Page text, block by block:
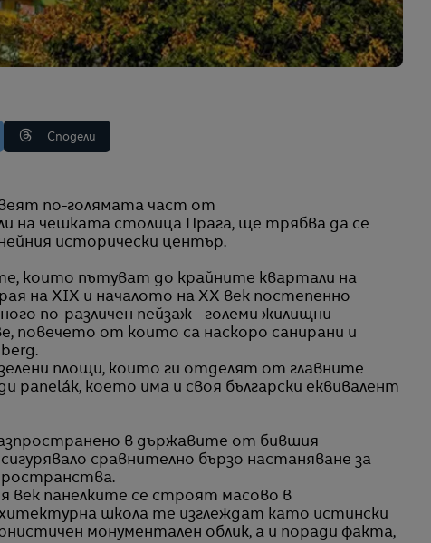
Сподели
на чешката столица Прага, ще трябва да се
исторически център.
които пътуват до крайните квартали на
на XIX и началото на XX век постепенно
по-различен пейзаж - големи жилищни
повечето от които са наскоро санирани и
площи, които ги отделят от главните
panelák, което има и своя български еквивалент
в държавите от бившия
сравнително бързо настаняване за
век панелките се строят масово в
школа те изглеждат като истински
монументален облик, а и поради факта,